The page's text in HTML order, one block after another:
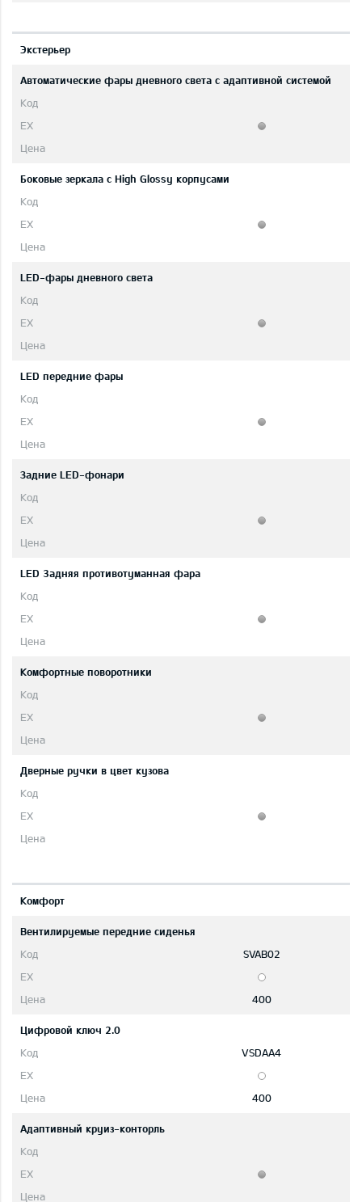
Экстерьер
Автоматические фары дневного света с адаптивной системой
Боковые зеркала с High Glossy корпусами
LED-фары дневного света
LED передние фары
Задние LED-фонари
LED 3адняя противотуманная фара
Комфортные поворотники
Дверные ручки в цвет кузова
Комфорт
Вентилируемые передние сиденья
SVAB02
400
Цифровой ключ 2.0
VSDAA4
400
Адаптивный круиз-конторль